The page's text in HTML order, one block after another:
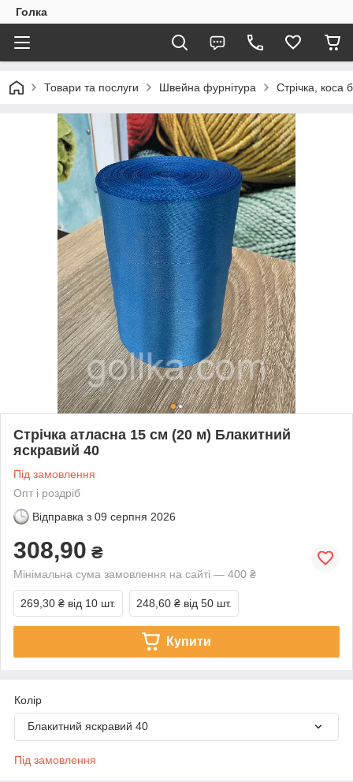
Голка
Товари та послуги Швейна фурнітура Стрічка, коса
Стрічка атласна 15 см (20 м) Блакитний
яскравий 40
Під замовлення
Опт і роздріб
Відправка з 09 серпня 2026
308,90 ₴
Мінімальна сума замовлення на сайті — 400 ₴
269,30 ₴ від 10 шт. 248,60 ₴ від 50 шт.
Купити
Колір
Блакитний яскравий 40
Під замовлення